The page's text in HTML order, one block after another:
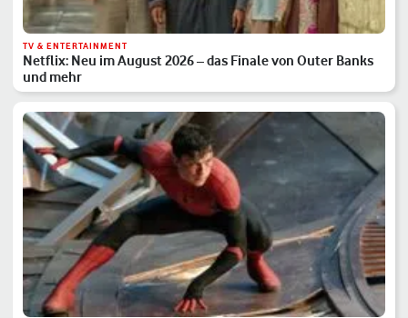
TV & ENTERTAINMENT
Netflix: Neu im August 2026 – das Finale von Outer Banks
und mehr